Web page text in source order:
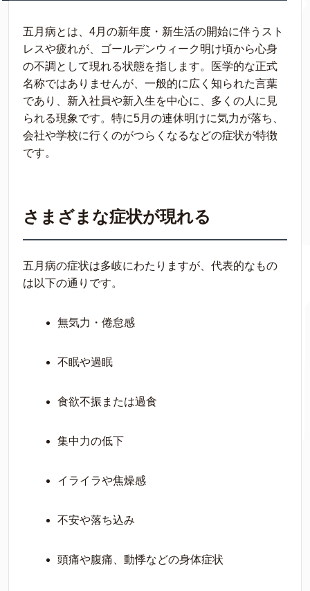
五月病とは、4月の新年度・新生活の開始に伴うスト
レスや疲れが、ゴールデンウィーク明け頃から心身
の不調として現れる状態を指します。医学的な正式
名称ではありませんが、一般的に広く知られた言葉
であり、新入社員や新入生を中心に、多くの人に見
られる現象です。特に5月の連休明けに気力が落ち、
会社や学校に行くのがつらくなるなどの症状が特徴
です。
さまざまな症状が現れる
五月病の症状は多岐にわたりますが、代表的なもの
は以下の通りです。
無気力・倦怠感
不眠や過眠
食欲不振または過食
集中力の低下
イライラや焦燥感
不安や落ち込み
頭痛や腹痛、動悸などの身体症状